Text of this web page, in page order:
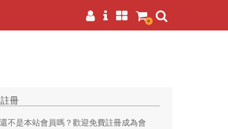
0
註冊
不是本站會員嗎？歡迎免費註冊成為會